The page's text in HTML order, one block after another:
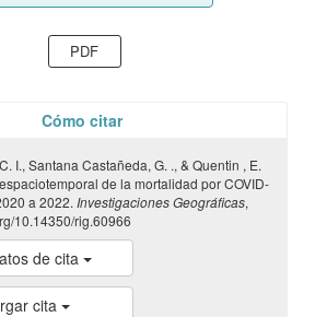
PDF
Cómo citar
I., Santana Castañeda, G. ., & Quentin , E.
de la mortalidad por COVID-
a 2022. Investigaciones Geográficas,
10.14350/rig.60966
de cita
cita